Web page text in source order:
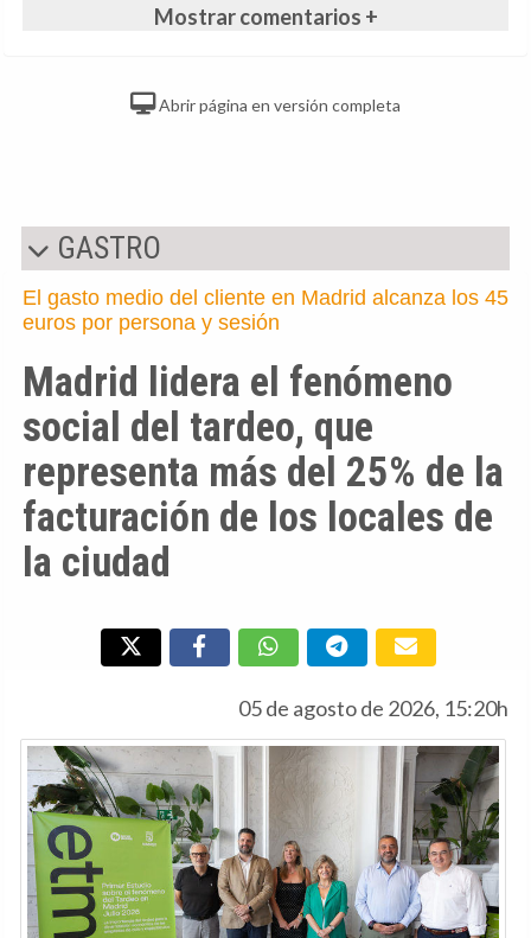
Mostrar comentarios +
Abrir página en versión completa
GASTRO
El gasto medio del cliente en Madrid alcanza los 45
euros por persona y sesión
Madrid lidera el fenómeno
social del tardeo, que
representa más del 25% de la
facturación de los locales de
la ciudad
05 de agosto de 2026, 15:20h